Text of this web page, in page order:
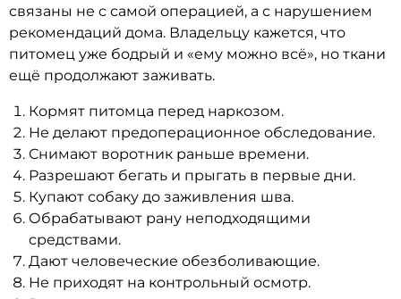
связаны не с самой операцией, а с нарушением
рекомендаций дома. Владельцу кажется, что
питомец уже бодрый и «ему можно всё», но ткани
ещё продолжают заживать.
Кормят питомца перед наркозом.
Не делают предоперационное обследование.
Снимают воротник раньше времени.
Разрешают бегать и прыгать в первые дни.
Купают собаку до заживления шва.
Обрабатывают рану неподходящими
средствами.
Дают человеческие обезболивающие.
Не приходят на контрольный осмотр.